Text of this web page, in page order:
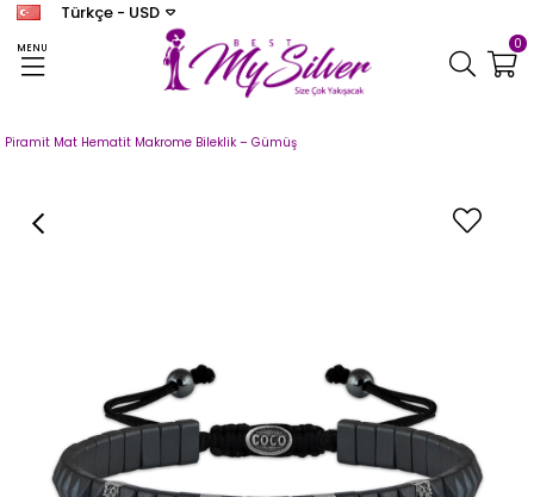
MENU
Türkçe - USD
0
Coco Bracelet
Piramit Mat Hematit Makrome Bileklik – Gümüş